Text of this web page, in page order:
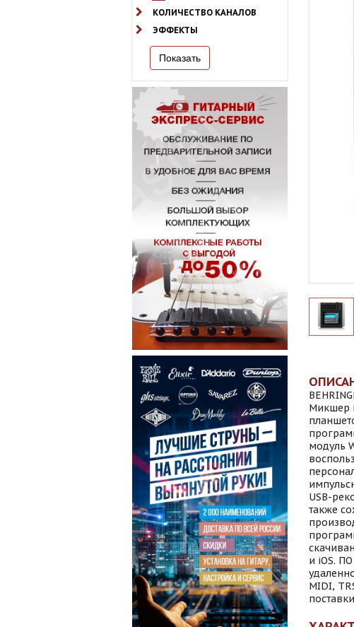
КОЛИЧЕСТВО КАНАЛОВ
ЭФФЕКТЫ
Микшер
модуль
USB-
также
и iOS.
MIDI,